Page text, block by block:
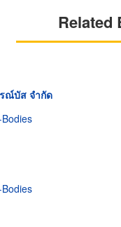
Related
ณ์บัส จำกัด